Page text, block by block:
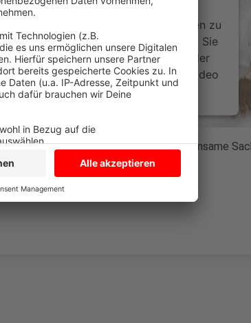
Drittanbieters, um Videoinhalte
einzubetten. Dieser Service kann Daten zu
Ihren Aktivitäten sammeln. Bitte lesen Sie
die Details durch und stimmen Sie der
Nutzung des Service zu, um dieses Video
anzusehen.
Akzeptieren
powered byUsercentrics Consent Management
machen bei der Single "Manila" gemeinsame
"Neu im besten Mix".